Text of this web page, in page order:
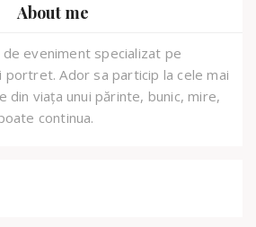
About me
eveniment specializat pe
Ador sa particip la cele mai
din viața unui părinte, bunic, mire,
continua.